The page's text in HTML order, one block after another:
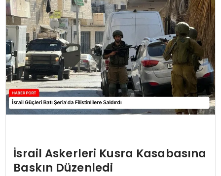
EKONOMI
İsrail Askerleri Kusra Kasabasına
Baskın Düzenledi